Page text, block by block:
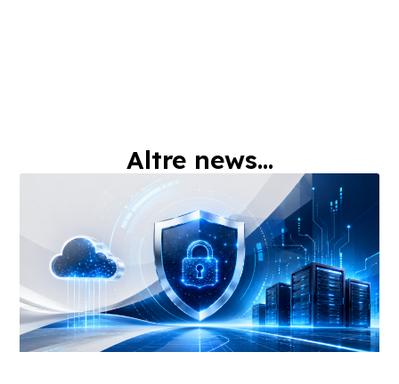
Altre news...